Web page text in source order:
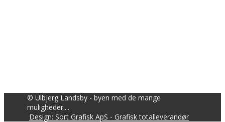
© Ulbjerg Landsby - byen med de mange
muligheder....
Design: Sort Grafisk ApS - Grafisk totalleverandør